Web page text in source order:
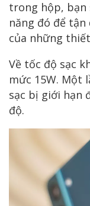
trong hộp, bạn
năng đó để
của những
Về tốc độ sạc
mức 15W. Một
sạc bị giới hạn
độ.